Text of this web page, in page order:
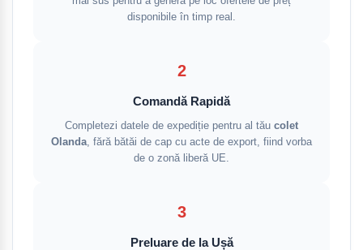
disponibile în timp real.
2
Comandă Rapidă
Completezi datele de expediție pentru al tău colet
Olanda, fără bătăi de cap cu acte de export, fiind vorba
de o zonă liberă UE.
3
Preluare de la Ușă